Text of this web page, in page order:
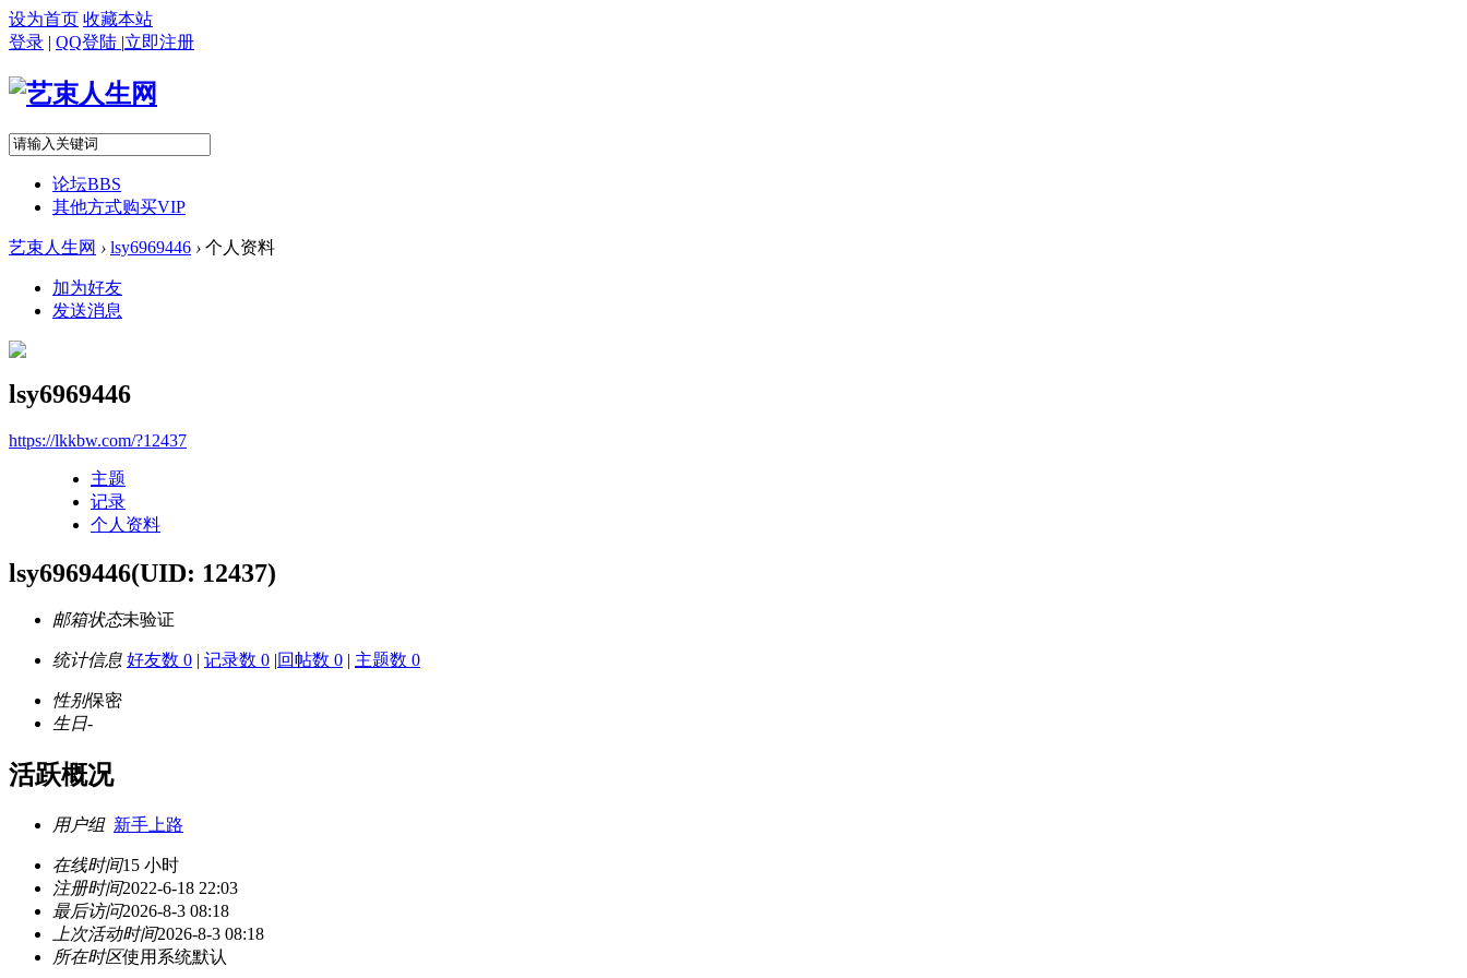
设为首页 收藏本站
登录 | QQ登陆 |立即注册
论坛BBS
其他方式购买VIP
艺束人生网 › lsy6969446 › 个人资料
加为好友
发送消息
lsy6969446
https://lkkbw.com/?12437
主题
记录
个人资料
lsy6969446(UID: 12437)
邮箱状态未验证
统计信息 好友数 0 | 记录数 0 |回帖数 0 | 主题数 0
性别保密
生日-
活跃概况
用户组 新手上路
在线时间15 小时
注册时间2022-6-18 22:03
最后访问2026-8-3 08:18
上次活动时间2026-8-3 08:18
所在时区使用系统默认